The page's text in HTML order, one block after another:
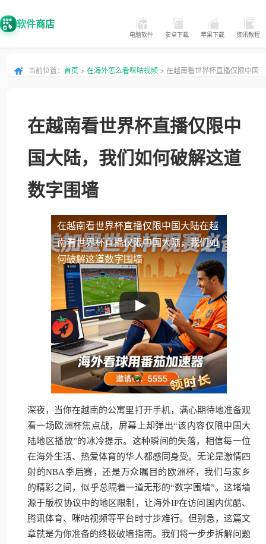
软件商店
电脑软件 安卓下载 苹果下载 资讯教程
当前位置： 首页 > 在海外怎么看咪咕视频 > 在越南看世界杯直播仅限中国
在越南看世界杯直播仅限中
国大陆，我们如何破解这道
数字围墙
在越南看世界杯直播仅限中国大陆在越
南看世界杯直播仅限中国大陆，我们如
何破解这道数字围墙
深夜，当你在越南的公寓里打开手机，满心期待地准备观
看一场欧洲杯焦点战，屏幕上却弹出“该内容仅限中国大
陆地区播放”的冰冷提示。这种瞬间的失落，相信每一位
在海外生活、热爱体育的华人都感同身受。无论是激情四
射的NBA季后赛，还是万众瞩目的欧洲杯，我们与家乡
的精彩之间，似乎总隔着一道无形的“数字围墙”。这堵墙
源于版权协议中的地区限制，让海外IP在访问国内优酷、
腾讯体育、咪咕视频等平台时寸步难行。但别急，这篇文
章就是为你准备的终极破墙指南。我们将一步步拆解问题